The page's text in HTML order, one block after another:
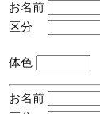
お名前
区分
(手
体色
お名前